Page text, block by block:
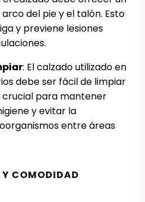
del pie y el talón. Esto
y previene lesiones
: El calzado utilizado en
debe ser fácil de limpiar
crucial para mantener
y evitar la
entre áreas
COMODIDAD